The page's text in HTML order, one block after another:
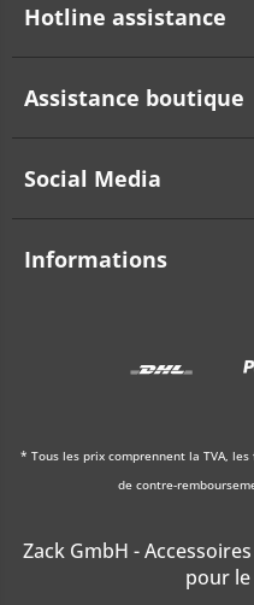
Hotline assistance
Assistance boutique
Social Media
Informations
* Tous les prix comprennent la TVA, les
de contre-
Zack GmbH -
pour le